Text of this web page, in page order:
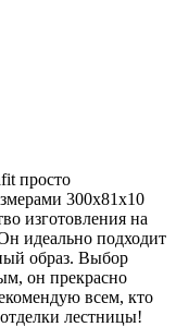
просто
300х81х10
изготовления на
идеально подходит
образ. Выбор
он прекрасно
всем, кто
лестницы!